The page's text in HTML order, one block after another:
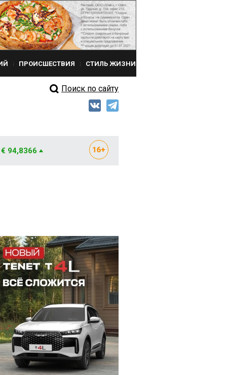
ПРОИСШЕСТВИЯ СТИЛЬ ЖИЗНИ
Поиск по сайту
€ 94,8366